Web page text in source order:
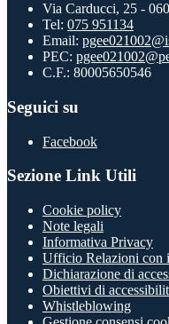
Via Carducci, 25 -
Tel: 075 951134
Email:
PEC:
C.F.: 80005650546
Seguici su
Facebook
Sezione Link Utili
Cookie policy
Note legali
Informativa Privacy
Ufficio Relazioni con
Dichiarazione di
Obiettivi di
Whistleblowing